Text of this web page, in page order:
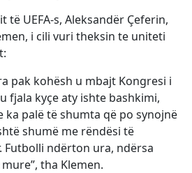
të UEFA-s, Aleksandër Çeferin,
i cili vuri theksin te uniteti
pak kohësh u mbajt Kongresi i
fjala kyçe aty ishte bashkimi,
ka palë të shumta që po synojnë
shumë me rëndësi të
Futbolli ndërton ura, ndërsa
tha Klemen.